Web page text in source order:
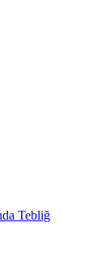
Tebliğ